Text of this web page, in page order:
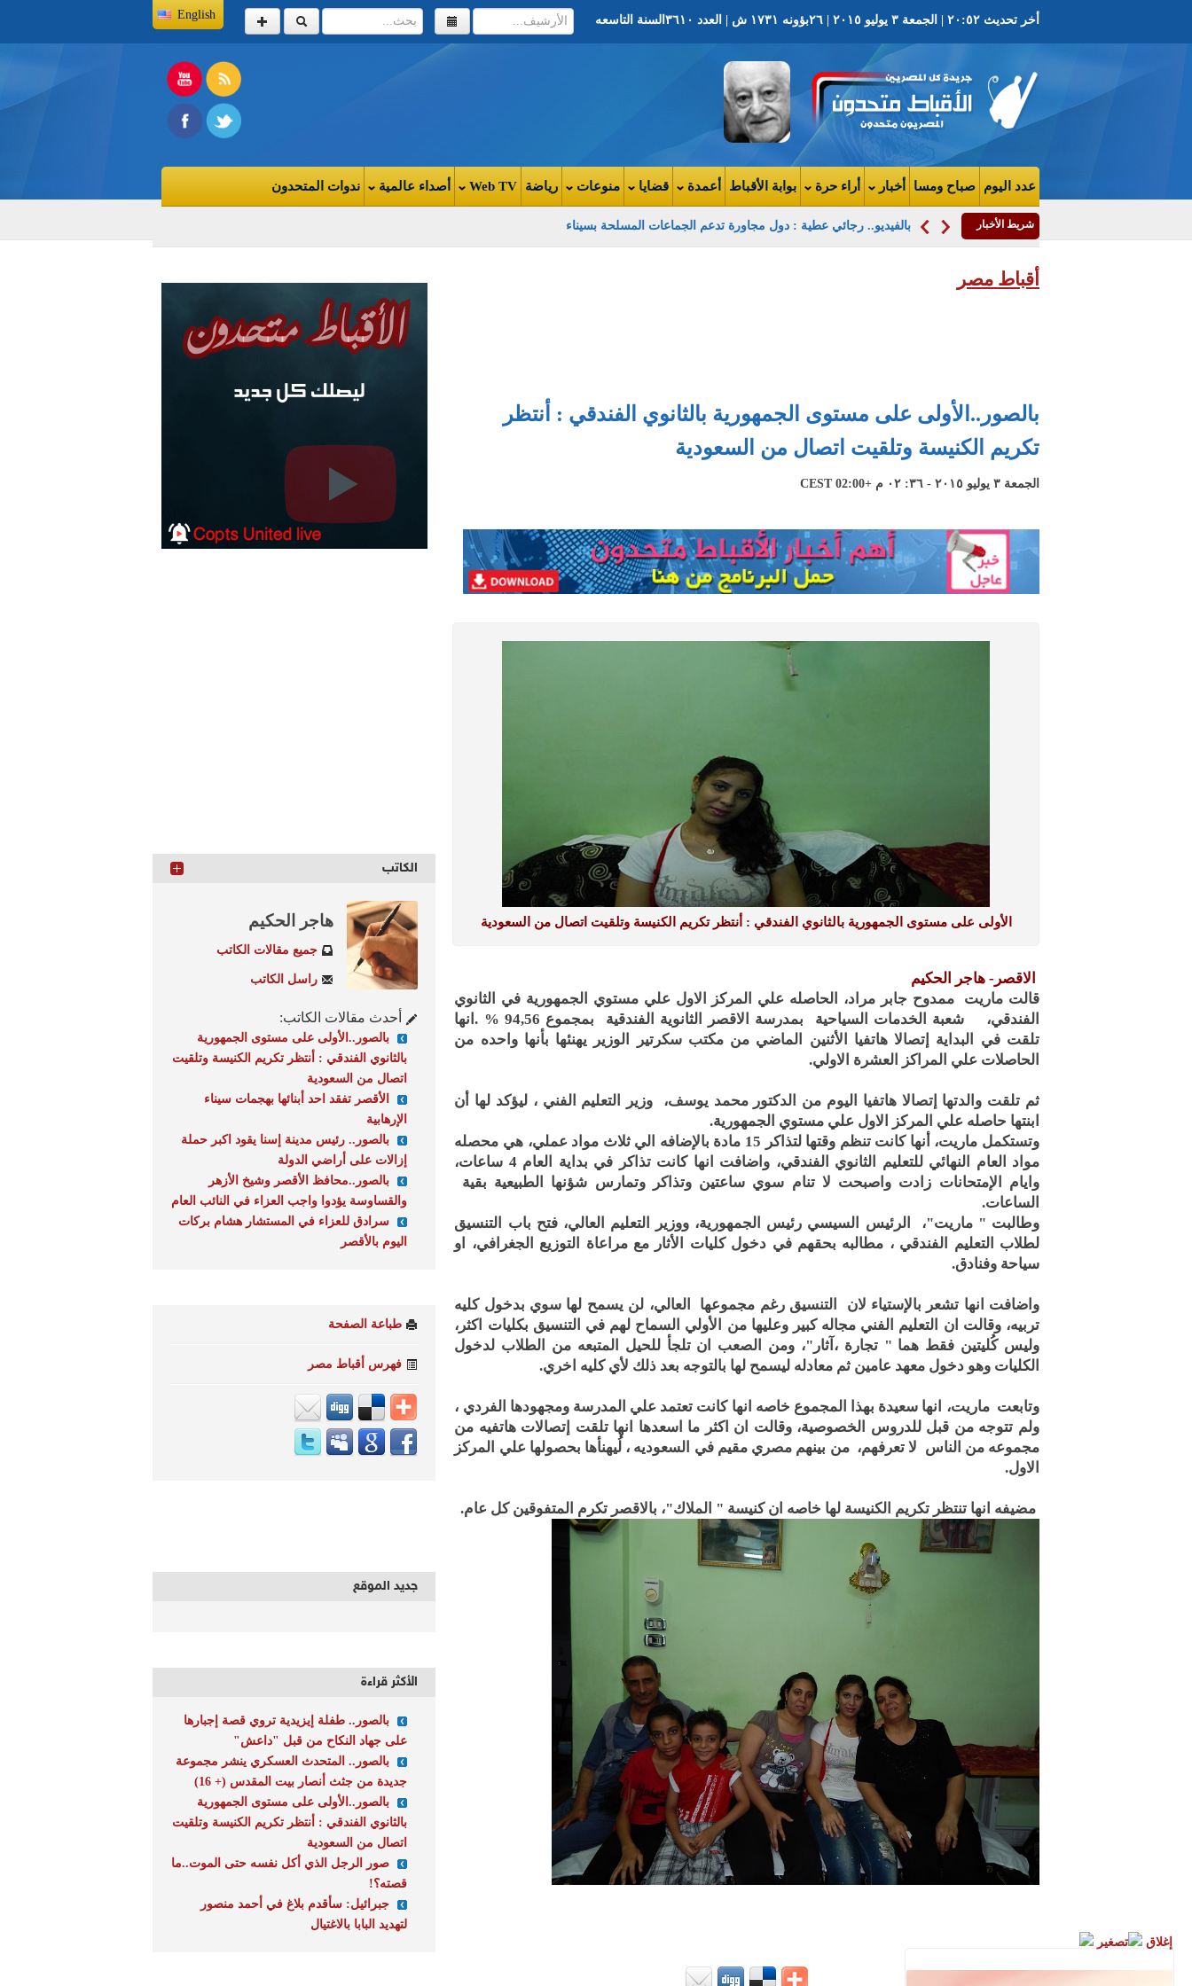
أخر تحديث ٢٠:٥٢ | الجمعة ٣ يوليو ٢٠١٥ | ٢٦بؤونه ١٧٣١ ش | العدد ٣٦١٠السنة التاسعه English
عدد اليوم صباح ومسا أخبار أراء حرة بوابة الأقباط أعمدة قضايا منوعات رياضة Web TV أصداء عالمية ندوات المتحدون
إغلاق تصغير
شريط الأخبار بالفيديو.. رجائي عطية : دول مجاورة تدعم الجماعات المسلحة بسيناء
أقباط مصر
بالصور..الأولى على مستوى الجمهورية بالثانوي الفندقي : أنتظر
تكريم الكنيسة وتلقيت اتصال من السعودية
الجمعة ٣ يوليو ٢٠١٥ - ٣٦: ٠٢ م +02:00 CEST
الأولى على مستوى الجمهورية بالثانوي الفندقي : أنتظر تكريم الكنيسة وتلقيت اتصال من السعودية
الاقصر- هاجر الحكيم
قالت ماريت ممدوح جابر مراد، الحاصله علي المركز الاول علي مستوي الجمهورية في الثانوي
الفندقي، شعبة الخدمات السياحية بمدرسة الاقصر الثانوية الفندقية بمجموع 94,56 % .انها
تلقت في البداية إتصالا هاتفيا الأثنين الماضي من مكتب سكرتير الوزير يهنئها بأنها واحده من
الحاصلات علي المراكز العشرة الاولي.
ثم تلقت والدتها إتصالا هاتفيا اليوم من الدكتور محمد يوسف، وزير التعليم الفني ، ليؤكد لها أن
ابنتها حاصله علي المركز الاول علي مستوي الجمهورية.
وتستكمل ماريت، أنها كانت تنظم وقتها لتذاكر 15 مادة بالإضافه الي ثلاث مواد عملي، هي محصله
مواد العام النهائي للتعليم الثانوي الفندقي، واضافت انها كانت تذاكر في بداية العام 4 ساعات،
وايام الإمتحانات زادت واصبحت لا تنام سوي ساعتين وتذاكر وتمارس شؤنها الطبيعية بقية
الساعات.
وطالبت " ماريت"، الرئيس السيسي رئيس الجمهورية، ووزير التعليم العالي، فتح باب التنسيق
لطلاب التعليم الفندقي ، مطالبه بحقهم في دخول كليات الأثار مع مراعاة التوزيع الجغرافي، او
سياحة وفنادق.
واضافت انها تشعر بالإستياء لان التنسيق رغم مجموعها العالي، لن يسمح لها سوي بدخول كليه
تربيه، وقالت ان التعليم الفني مجاله كبير وعليها من الأولي السماح لهم في التنسيق بكليات اكثر،
وليس كُليتين فقط هما " تجارة ،آثار"، ومن الصعب ان تلجأ للحيل المتبعه من الطلاب لدخول
الكليات وهو دخول معهد عامين ثم معادله ليسمح لها بالتوجه بعد ذلك لأي كليه اخري.
وتابعت ماريت، انها سعيدة بهذا المجموع خاصه انها كانت تعتمد علي المدرسة ومجهودها الفردي ،
ولم تتوجه من قبل للدروس الخصوصية، وقالت ان اكثر ما اسعدها انها تلقت إتصالات هاتفيه من
مجموعه من الناس لا تعرفهم، من بينهم مصري مقيم في السعوديه ، لُيهنأها بحصولها علي المركز
الاول.
مضيفه انها تنتظر تكريم الكنيسة لها خاصه ان كنيسة " الملاك"، بالاقصر تكرم المتفوقين كل عام.
الكاتب
هاجر الحكيم
جميع مقالات الكاتب
راسل الكاتب
أحدث مقالات الكاتب:
بالصور..الأولى على مستوى الجمهورية
بالثانوي الفندقي : أنتظر تكريم الكنيسة وتلقيت
اتصال من السعودية
الأقصر تفقد احد أبنائها بهجمات سيناء
الإرهابية
بالصور.. رئيس مدينة إسنا يقود اكبر حملة
إزالات على أراضي الدولة
بالصور..محافظ الأقصر وشيخ الأزهر
والقساوسة يؤدوا واجب العزاء في النائب العام
سرادق للعزاء في المستشار هشام بركات
اليوم بالأقصر
طباعة الصفحة
فهرس أقباط مصر
جديد الموقع
الأكثر قراءة
بالصور.. طفلة إيزيدية تروي قصة إجبارها
على جهاد النكاح من قبل "داعش"
بالصور.. المتحدث العسكري ينشر مجموعة
جديدة من جثث أنصار بيت المقدس (+ 16)
بالصور..الأولى على مستوى الجمهورية
بالثانوي الفندقي : أنتظر تكريم الكنيسة وتلقيت
اتصال من السعودية
صور الرجل الذي أكل نفسه حتى الموت..ما
قصته؟!‎
جبرائيل: سأقدم بلاغ في أحمد منصور
لتهديد البابا بالاغتيال